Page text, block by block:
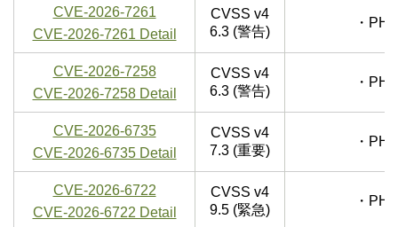
CVE-2026-7261
CVE-2026-7261 Detail
CVSS v4
6.3 (警告)
・
CVE-2026-7258
CVE-2026-7258 Detail
CVSS v4
6.3 (警告)
・
CVE-2026-6735
CVE-2026-6735 Detail
CVSS v4
7.3 (重要)
・
CVE-2026-6722
CVE-2026-6722 Detail
CVSS v4
9.5 (緊急)
・